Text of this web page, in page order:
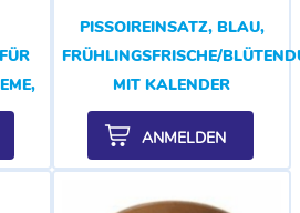
PISSOIREINSATZ, BLAU,
FRÜHLINGSFRISCHE/
MIT KALENDER
ANMELDEN